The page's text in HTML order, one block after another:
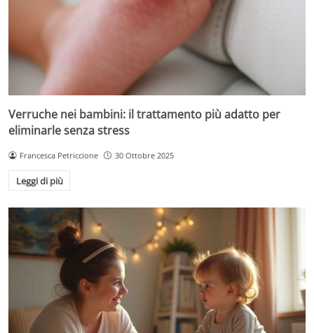
Verruche nei bambini: il trattamento più adatto per
eliminarle senza stress
Francesca Petriccione 30 Ottobre 2025
Leggi di più